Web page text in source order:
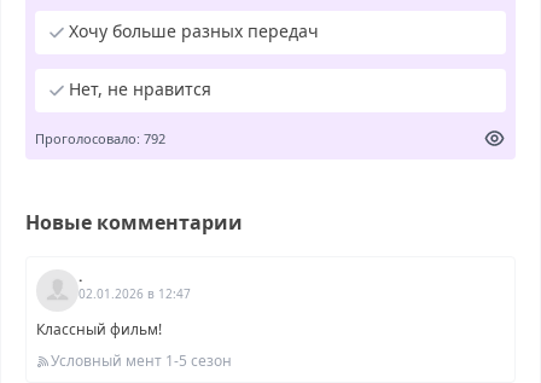
Хочу больше разных передач
Нет, не нравится
Проголосовало: 792
Новые комментарии
.
02.01.2026 в 12:47
Классный фильм!
Условный мент 1-5 сезон